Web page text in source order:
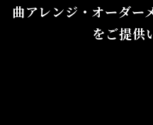
曲アレンジ・オーダー
をご提供